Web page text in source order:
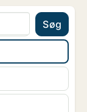
Søg